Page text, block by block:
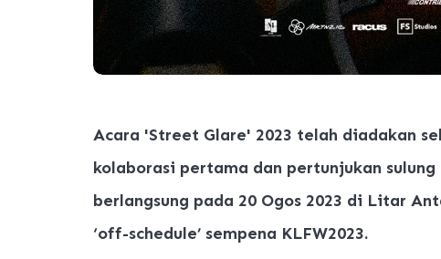
Acara 'Street Glare' 2023 telah diadakan
kolaborasi pertama dan pertunjukan
berlangsung pada 20 Ogos 2023 di Litar
‘off-schedule’ sempena KLFW2023.